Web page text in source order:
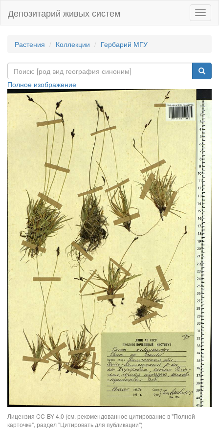
Депозитарий живых систем
Растения Коллекции Гербарий МГУ
Полное изображение
Лицензия CC-BY 4.0 (см. рекомендованное цитирование в "Полной
карточке", раздел "Цитировать для публикации")